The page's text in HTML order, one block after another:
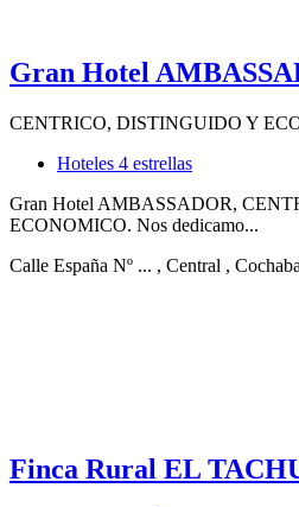
Gran Hotel
CENTRICO, DISTINGUIDO Y
Hoteles 4 estrellas
Gran Hotel AMBASSADOR,
ECONOMICO. Nos dedicamo...
Calle España Nº ... , Central ,
Finca Rural EL